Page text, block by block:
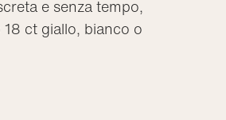
e senza tempo,
ct giallo, bianco o